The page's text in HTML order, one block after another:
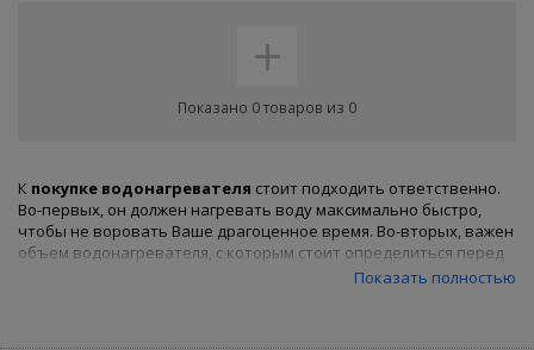
+
Показано 0 товаров из 0
К покупке водонагревателя стоит подходить ответственно.
Во-первых, он должен нагревать воду максимально быстро,
чтобы не воровать Ваше драгоценное время. Во-вторых, важен
объем водонагревателя, с которым стоит определиться перед
покупкой. В-третьих, мощность обогревателя. От нее зависит
Показать полностью